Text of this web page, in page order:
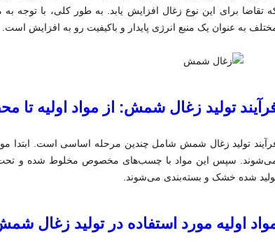
تقاضا برای این نوع زغال افزایش یابد. به طور کلی، با توجه
به عنوان یک منبع انرژی پایدار و باکیفیت رو به افزایش است.
تولید زغال شمش: از مواد اولیه تا
تولید زغال شمش شامل چندین مرحله اساسی است. ابتدا
سپس این مواد با چسب‌های مخصوص مخلوط شده و تحت
شده خشک و بسته‌بندی می‌شوند.
اولیه مورد استفاده در تولید زغال